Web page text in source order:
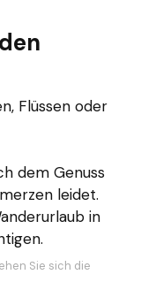
Flüssen oder
dem Genuss
leidet.
in
Sie sich die